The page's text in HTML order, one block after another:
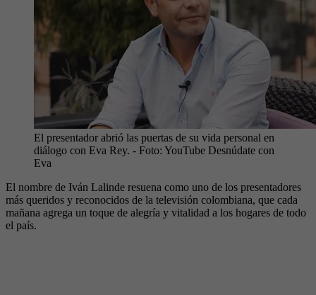
El presentador abrió las puertas de su vida personal en
diálogo con Eva Rey. - Foto: YouTube Desnúdate con
Eva
El nombre de Iván Lalinde resuena como uno de los presentadores
más queridos y reconocidos de la televisión colombiana, que cada
mañana agrega un toque de alegría y vitalidad a los hogares de todo
el país.